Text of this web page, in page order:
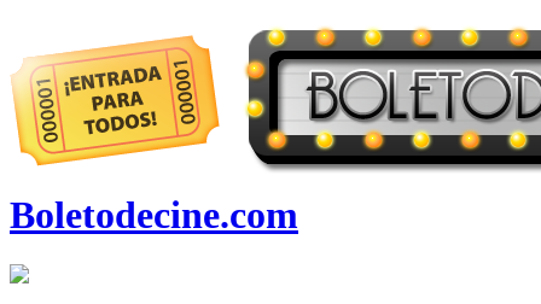
Boletodecine.com